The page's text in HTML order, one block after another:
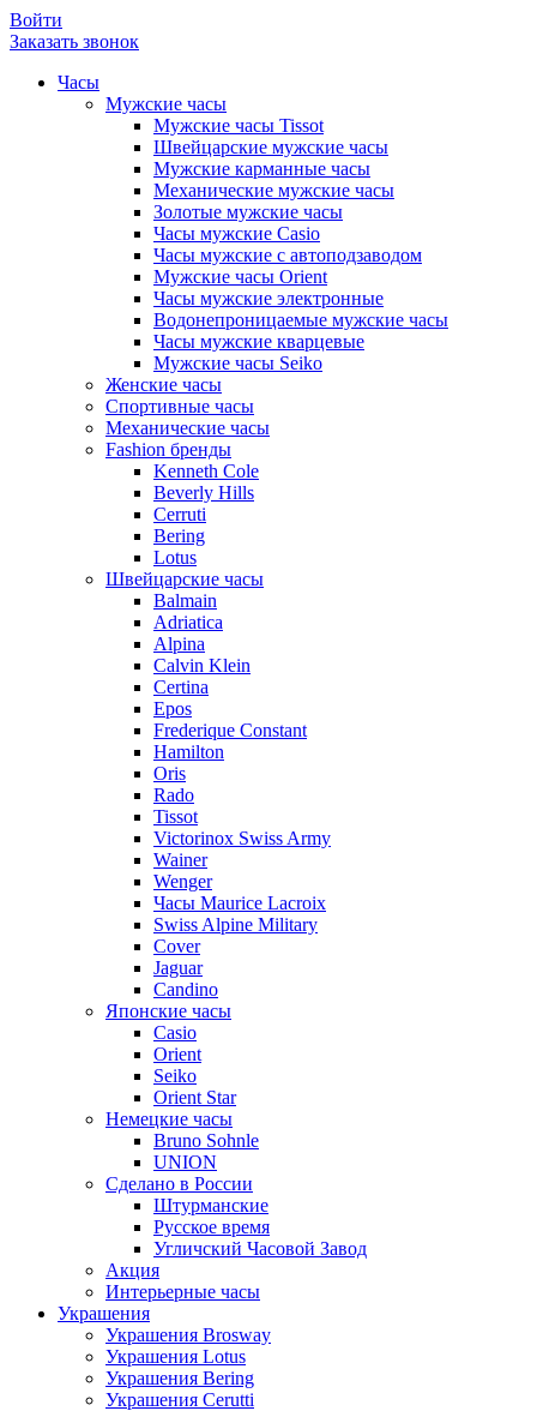
Войти
Заказать звонок
Часы
Мужские часы
Мужские часы Tissot
Швейцарские мужские часы
Мужские карманные часы
Механические мужские часы
Золотые мужские часы
Часы мужские Casio
Часы мужские с автоподзаводом
Мужские часы Orient
Часы мужские электронные
Водонепроницаемые мужские часы
Часы мужские кварцевые
Мужские часы Seiko
Женские часы
Спортивные часы
Механические часы
Fashion бренды
Kenneth Cole
Beverly Hills
Cerruti
Bering
Lotus
Швейцарские часы
Balmain
Adriatica
Alpina
Calvin Klein
Certina
Epos
Frederique Constant
Hamilton
Oris
Rado
Tissot
Victorinox Swiss Army
Wainer
Wenger
Часы Maurice Lacroix
Swiss Alpine Military
Cover
Jaguar
Candino
Японские часы
Casio
Orient
Seiko
Orient Star
Немецкие часы
Bruno Sohnle
UNION
Сделано в России
Штурманские
Русское время
Угличский Часовой Завод
Акция
Интерьерные часы
Украшения
Украшения Brosway
Украшения Lotus
Украшения Bering
Украшения Cerutti